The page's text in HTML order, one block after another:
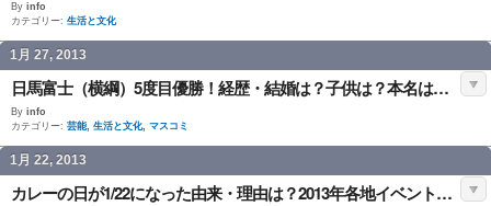
By info
カテゴリー: 生活と文化
1月 27, 2013
日馬富士（横綱）5度目優勝！経歴・結婚は？子供は？本名は？引退後は？
By info
カテゴリー: 芸能, 生活と文化, マスコミ
1月 22, 2013
カレーの日が1/22になった由来・理由は？2013年各地イベントは？coco壱でも